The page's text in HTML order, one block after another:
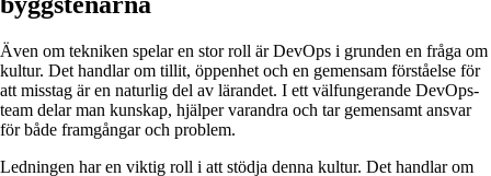
Även om tekniken spelar en stor roll är DevOps i grunden en fråga om
kultur. Det handlar om tillit, öppenhet och en gemensam förståelse för
att misstag är en naturlig del av lärandet. I ett välfungerande DevOps-
team delar man kunskap, hjälper varandra och tar gemensamt ansvar
för både framgångar och problem.
Ledningen har en viktig roll i att stödja denna kultur. Det handlar om